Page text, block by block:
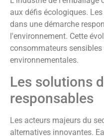
aux défis écologiques.
dans une démarche
l'environnement. Cette
consommateurs
environnementales.
Les solutions
responsables
Les acteurs majeurs du
alternatives innovantes.